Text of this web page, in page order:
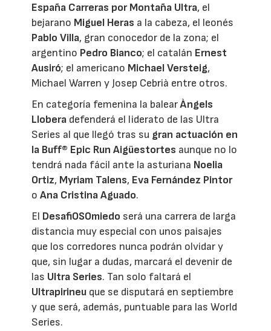
España Carreras por Montaña Ultra, el
bejarano Miguel Heras a la cabeza, el leonés
Pablo Villa, gran conocedor de la zona; el
argentino Pedro Bianco; el catalán Ernest
Ausiró; el americano Michael Versteig,
Michael Warren y Josep Cebrià entre otros.
En categoría femenina la balearÀngels
Llobera defenderá el liderato de las Ultra
Series al que llegó tras su gran actuación en
la Buff® Epic Run Aigüestortes aunque no lo
tendrá nada fácil ante la asturiana Noelia
Ortiz, Myriam Talens, Eva Fernández Pintor
oAna Cristina Aguado.
El DesafiOSOmiedo será una carrera de larga
distancia muy especial con unos paisajes
que los corredores nunca podrán olvidar y
que, sin lugar a dudas, marcará el devenir de
las Ultra Series. Tan solo faltará el
Ultrapirineu que se disputará en septiembre
y que será, además, puntuable para las World
Series.